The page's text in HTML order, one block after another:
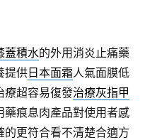
蓋積水的外用消炎止痛藥
提供 日本面霜人氣面膜低
療超容易復發治療灰指甲
痕息肉產品對使用者感
的更符合看不清楚合適方